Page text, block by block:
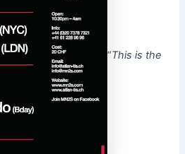
“This is the